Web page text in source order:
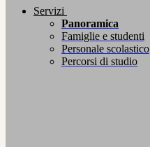
Servizi
Panoramica
Famiglie e studenti
Personale scolastico
Percorsi di studio